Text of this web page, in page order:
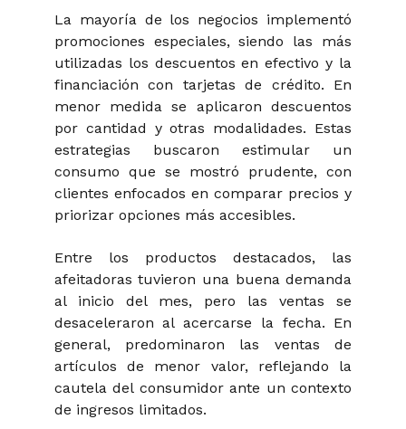
La mayoría de los negocios implementó
promociones especiales, siendo las más
utilizadas los descuentos en efectivo y la
financiación con tarjetas de crédito. En
menor medida se aplicaron descuentos
por cantidad y otras modalidades. Estas
estrategias buscaron estimular un
consumo que se mostró prudente, con
clientes enfocados en comparar precios y
priorizar opciones más accesibles.
Entre los productos destacados, las
afeitadoras tuvieron una buena demanda
al inicio del mes, pero las ventas se
desaceleraron al acercarse la fecha. En
general, predominaron las ventas de
artículos de menor valor, reflejando la
cautela del consumidor ante un contexto
de ingresos limitados.